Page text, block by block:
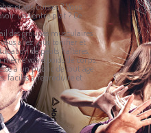
et vos cuisses ? Vous
un ventre plat ? Ce
des groupes musculaires
allez vous tonifier et
de petits haltères,
même votre poids de corps.
à un public de tout âge
faciles à reproduire et